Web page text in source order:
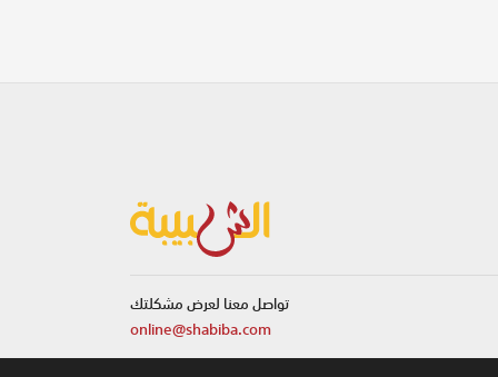
تواصل معنا لعرض مشكلتك
online@shabiba.com